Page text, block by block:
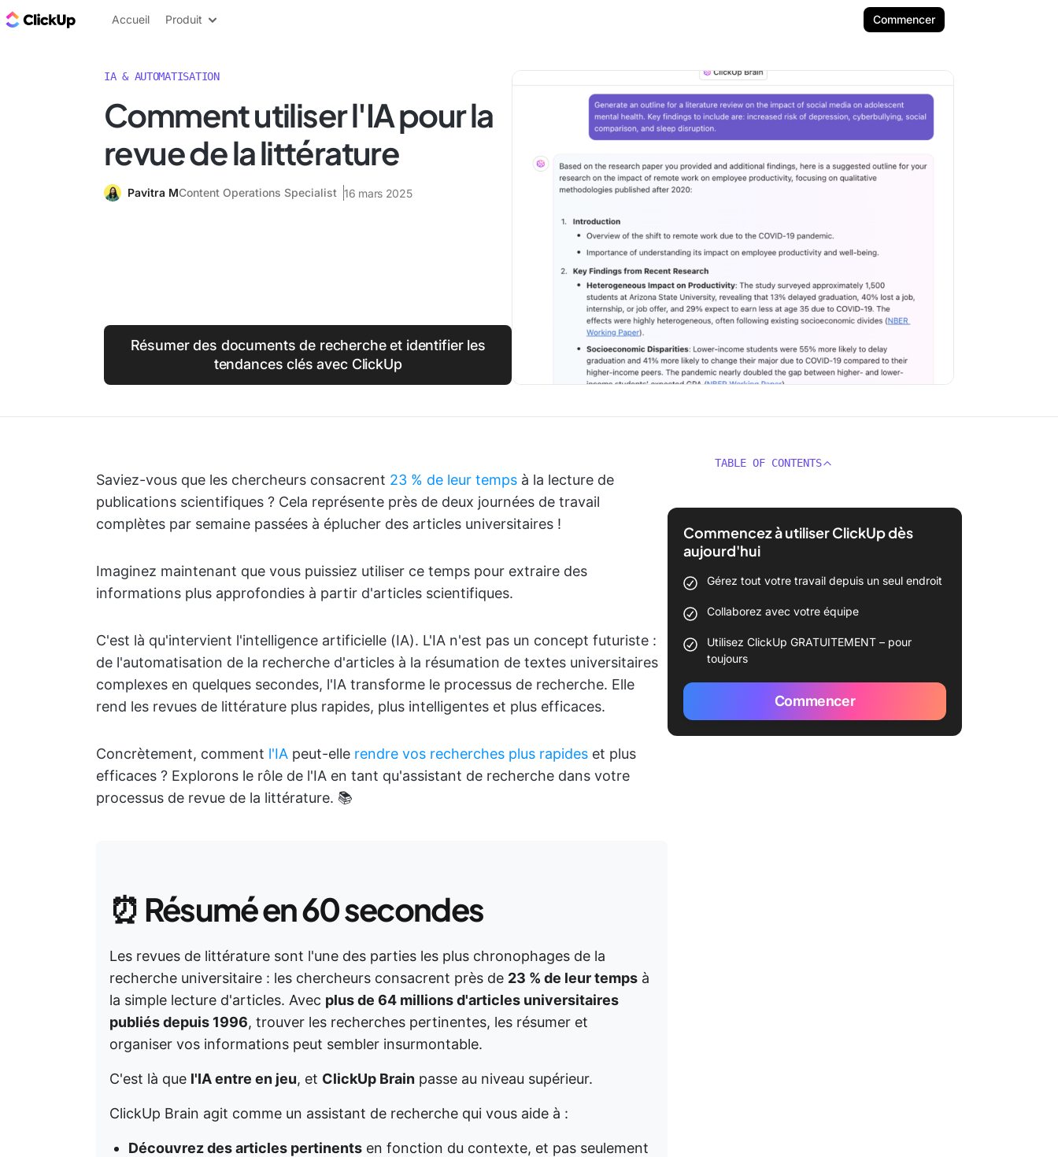
ClickUp Blog
Accueil Produit Commencer
IA & AUTOMATISATION
Comment utiliser l'IA pour la
revue de la littérature
Pavitra MContent Operations Specialist 16 mars 2025
Résumer des documents de recherche et identifier les
tendances clés avec ClickUp
Saviez-vous que les chercheurs consacrent 23 % de leur temps à la lecture de
publications scientifiques ? Cela représente près de deux journées de travail
complètes par semaine passées à éplucher des articles universitaires !
Imaginez maintenant que vous puissiez utiliser ce temps pour extraire des
informations plus approfondies à partir d'articles scientifiques.
C'est là qu'intervient l'intelligence artificielle (IA). L'IA n'est pas un concept futuriste :
de l'automatisation de la recherche d'articles à la résumation de textes universitaires
complexes en quelques secondes, l'IA transforme le processus de recherche. Elle
rend les revues de littérature plus rapides, plus intelligentes et plus efficaces.
Concrètement, comment l'IA peut-elle rendre vos recherches plus rapides et plus
efficaces ? Explorons le rôle de l'IA en tant qu'assistant de recherche dans votre
processus de revue de la littérature. 📚
⏰ Résumé en 60 secondes
Les revues de littérature sont l'une des parties les plus chronophages de la
recherche universitaire : les chercheurs consacrent près de 23 % de leur temps à
la simple lecture d'articles. Avec plus de 64 millions d'articles universitaires
publiés depuis 1996, trouver les recherches pertinentes, les résumer et
organiser vos informations peut sembler insurmontable.
C'est là que l'IA entre en jeu, et ClickUp Brain passe au niveau supérieur.
ClickUp Brain agit comme un assistant de recherche qui vous aide à :
Découvrez des articles pertinents en fonction du contexte, et pas seulement
TABLE OF CONTENTS
Commencez à utiliser ClickUp dès
aujourd'hui
Gérez tout votre travail depuis un seul endroit
Collaborez avec votre équipe
Utilisez ClickUp GRATUITEMENT – pour
toujours
Commencer